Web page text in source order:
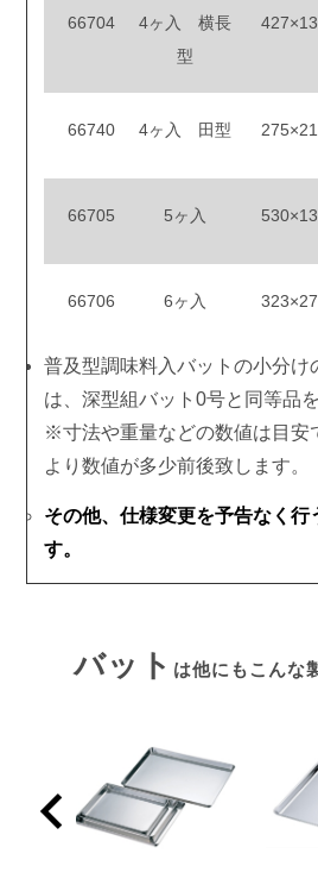
66704
4ヶ入 横長
型
66740 4ヶ入 田型
66705 5ヶ入
66706 6ヶ入
普及型調味料入バットの小分け
は、深型組バット0号と同等品
※寸法や重量などの数値は目安
より数値が多少前後致します。
その他、仕様変更を予告なく行
す。
バット は他にもこんな